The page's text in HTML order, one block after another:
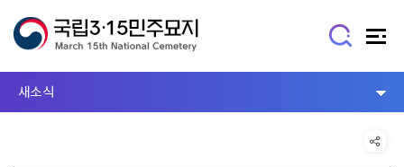
새소식